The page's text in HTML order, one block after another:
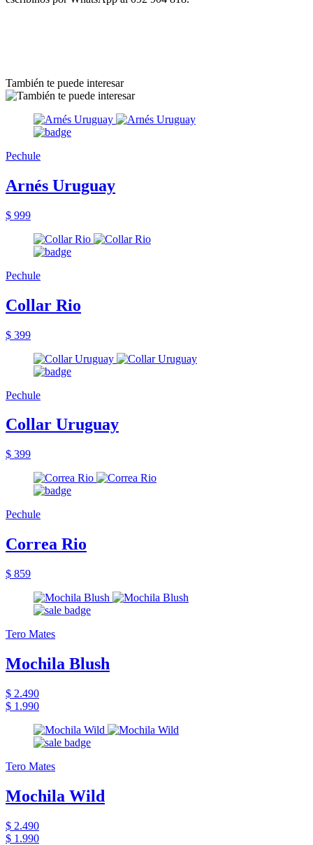
También te puede interesar
Pechule
Arnés Uruguay
$ 999
Pechule
Collar Rio
$ 399
Pechule
Collar Uruguay
$ 399
Pechule
Correa Rio
$ 859
Tero Mates
Mochila Blush
$ 2.490
$ 1.990
Tero Mates
Mochila Wild
$ 2.490
$ 1.990